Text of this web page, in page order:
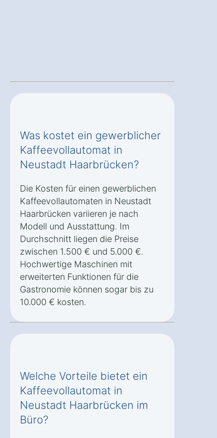
Was kostet ein gewerblicher
Kaffeevollautomat in
Neustadt Haarbrücken?
Die Kosten für einen gewerblichen
Kaffeevollautomaten in Neustadt
Haarbrücken variieren je nach
Modell und Ausstattung. Im
Durchschnitt liegen die Preise
zwischen 1.500 € und 5.000 €.
Hochwertige Maschinen mit
erweiterten Funktionen für die
Gastronomie können sogar bis zu
10.000 € kosten.
Welche Vorteile bietet ein
Kaffeevollautomat in
Neustadt Haarbrücken im
Büro?